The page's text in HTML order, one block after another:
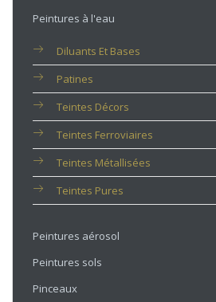
Peintures à l'eau
Diluants Et Bases
Patines
Teintes Décors
Teintes Ferroviaires
Teintes Métallisées
Teintes Pures
Peintures aérosol
Peintures sols
Pinceaux